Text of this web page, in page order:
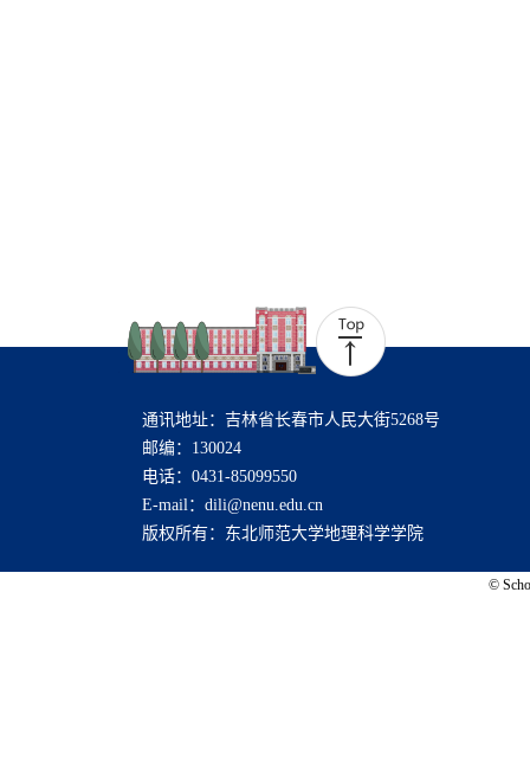
通讯地址：吉林省长春市人民大街5268号
邮编：130024
电话：0431-85099550
E-mail：dili@nenu.edu.cn
版权所有：东北师范大学地理科学学院
©